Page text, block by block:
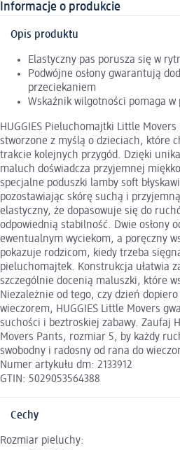
Informacje o produkcie
Opis produktu
Elastyczny pas porusza się w
Podwójne osłony gwarantują
przeciekaniem
Wskaźnik wilgotności pomaga
HUGGIES Pieluchomajtki Little
stworzone z myślą o dzieciach, które
trakcie kolejnych przygód. Dzięki
maluch doświadcza przyjemnej
specjalne poduszki lamby soft
pozostawiając skórę suchą i
elastyczny, że dopasowuje się do
odpowiednią stabilność. Dwie osłony
ewentualnym wyciekom, a poręczny
pokazuje rodzicom, kiedy trzeba
pieluchomajtek. Konstrukcja ułatwia
szczególnie docenią maluszki, które
Niezależnie od tego, czy dzień
wieczorem, HUGGIES Little Movers
suchości i beztroskiej zabawy. Zaufaj
Movers Pants, rozmiar 5, by każdy
swobodny i radosny od rana do
Numer artykułu dm: 2133912
GTIN: 5029053564388
Cechy
Rozmiar pieluchy: